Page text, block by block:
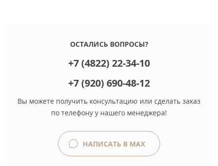
ОСТАЛИСЬ ВОПРОСЫ?
+7 (4822) 22-34-10
+7 (920) 690-48-12
Вы можете получить консультацию или сделать заказ
по телефону у нашего менеджера!
НАПИСАТЬ В MAX